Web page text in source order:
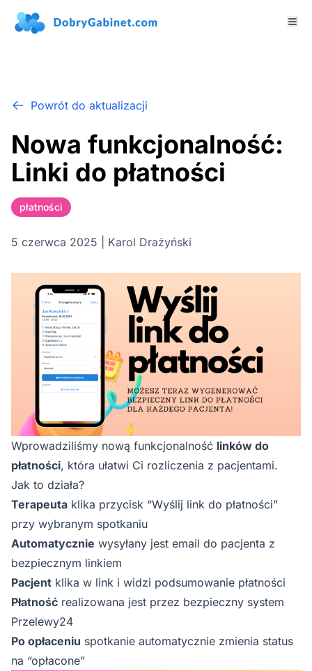
Powrót do aktualizacji
Nowa funkcjonalność:
Linki do płatności
płatności
5 czerwca 2025 | Karol Drażyński
Wprowadziliśmy nową funkcjonalność linków do
płatności, która ułatwi Ci rozliczenia z pacjentami.
Jak to działa?
Terapeuta klika przycisk “Wyślij link do płatności”
przy wybranym spotkaniu
Automatycznie wysyłany jest email do pacjenta z
bezpiecznym linkiem
Pacjent klika w link i widzi podsumowanie płatności
Płatność realizowana jest przez bezpieczny system
Przelewy24
Po opłaceniu spotkanie automatycznie zmienia status
na “opłacone”